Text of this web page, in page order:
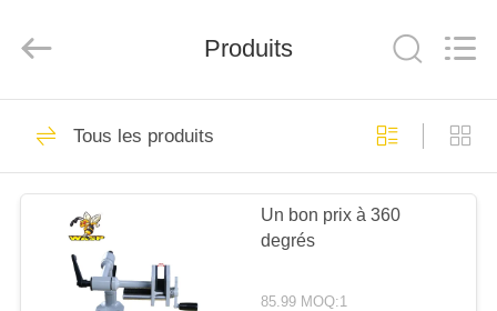
MAISON
DES
PRODUITS
Arrows.
Flèches entières de
carbone
Produits
Tous les produits
Un bon prix à 360
degrés
85.99 MOQ:1